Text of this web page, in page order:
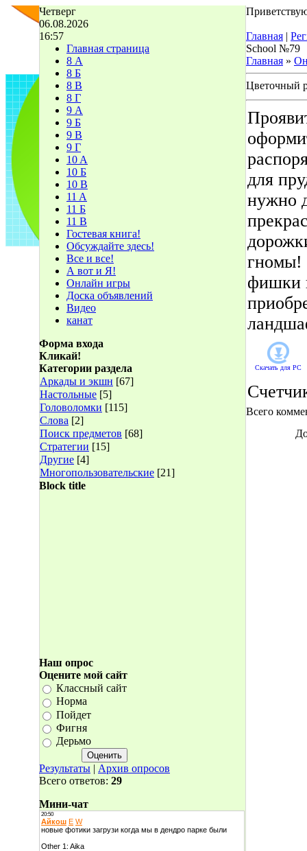
Четверг
06.08.2026
16:57
Главная страница
8 А
8 Б
8 В
8 Г
9 А
9 Б
9 В
9 Г
10 A
10 Б
10 В
11 A
11 Б
11 В
Гостевая книга!
Обсуждайте здесь!
Все и все!
А вот и Я!
Онлайн игры
Доска объявлений
Видео
канат
Форма входа
Кликай!
Категории раздела
Аркады и экшн [67]
Настольные [5]
Головоломки [115]
Слова [2]
Поиск предметов [68]
Стратегии [15]
Другие [4]
Многопользовательские [21]
Block title
Наш опрос
Оцените мой сайт
Классный сайт
Норма
Пойдет
Фигня
Дерьмо
Результаты | Архив опросов
Всего ответов: 29
Мини-чат
Главная |
School №79
Главная »
Цветочный
для
нужно
гномы!
фишки
Скачать для PC
Всего